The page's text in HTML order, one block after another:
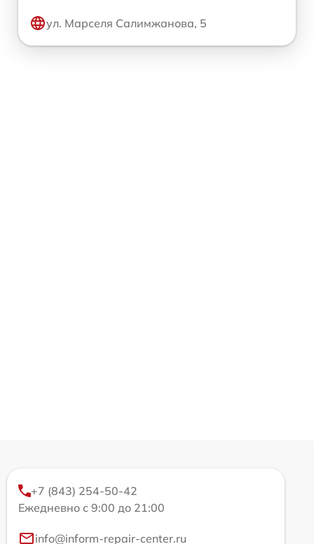
ул. Марселя Салимжанова, 5
+7 (843) 254-50-42
Ежедневно с 9:00 до 21:00
info@inform-repair-center.ru